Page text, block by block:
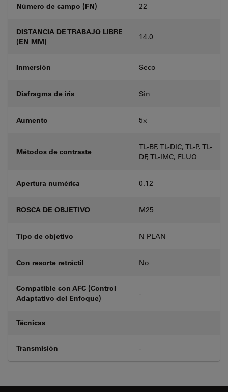
Número de campo (FN) 22
DISTANCIA DE TRABAJO LIBRE
(EN MM)
14.0
Inmersión Seco
Diafragma de iris Sin
Aumento 5⨉
Métodos de contraste
TL-BF, TL-DIC, TL-P, TL-
DF, TL-IMC, FLUO
Apertura numérica 0.12
ROSCA DE OBJETIVO M25
Tipo de objetivo N PLAN
Con resorte retráctil No
Compatible con AFC (Control
Adaptativo del Enfoque)
-
Técnicas
Transmisión -